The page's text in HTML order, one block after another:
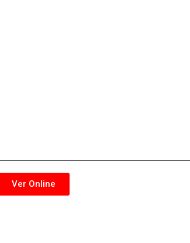
Ver Online